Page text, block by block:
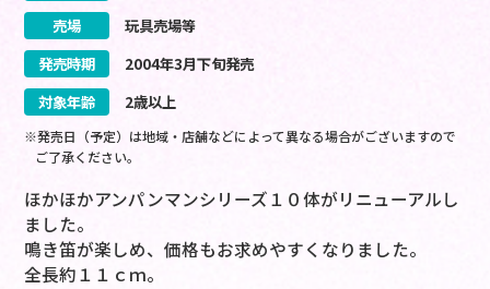
売場
玩具売場等
発売時期
2004年3月下旬発売
対象年齢
2歳以上
※発売日（予定）は地域・店舗などによって異なる場合がございますので
ご了承ください。
ほかほかアンパンマンシリーズ１０体がリニューアルし
ました。
鳴き笛が楽しめ、価格もお求めやすくなりました。
全長約１１ｃｍ。